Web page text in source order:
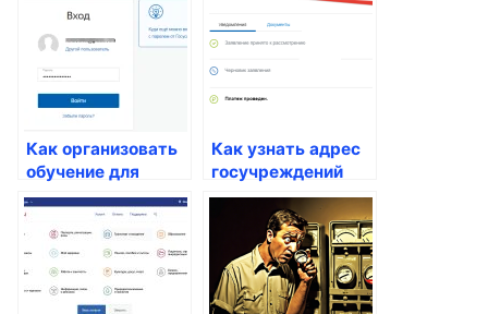
Как организовать
обучение для
частных компаний
через Госуслуги
Как узнать адрес
госучреждений
через Госуслуги